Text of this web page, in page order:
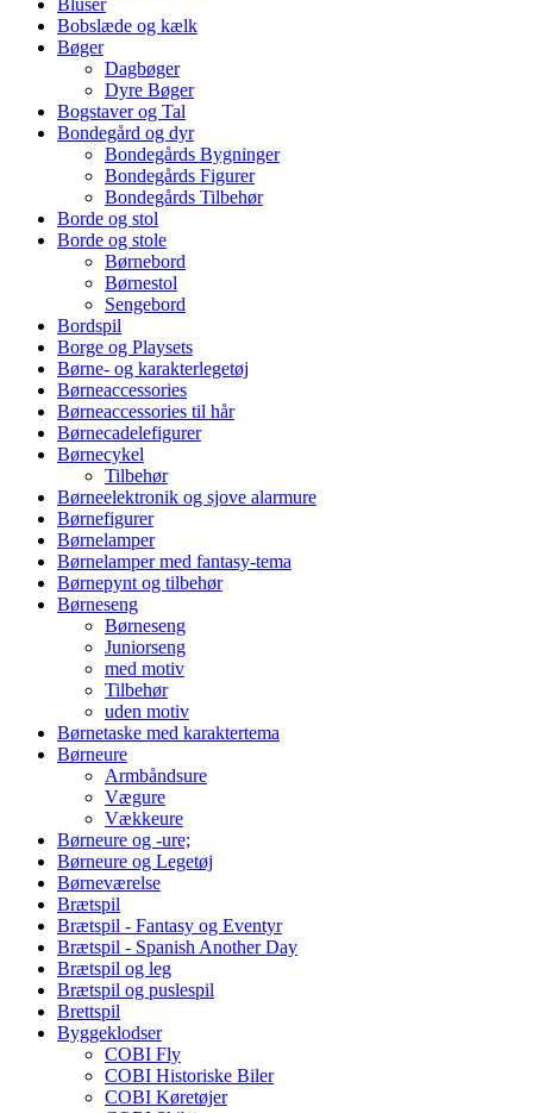
Bluser
Bobslæde og kælk
Bøger
Dagbøger
Dyre Bøger
Bogstaver og Tal
Bondegård og dyr
Bondegårds Bygninger
Bondegårds Figurer
Bondegårds Tilbehør
Borde og stol
Borde og stole
Børnebord
Børnestol
Sengebord
Bordspil
Borge og Playsets
Børne- og karakterlegetøj
Børneaccessories
Børneaccessories til hår
Børnecadelefigurer
Børnecykel
Tilbehør
Børneelektronik og sjove alarmure
Børnefigurer
Børnelamper
Børnelamper med fantasy-tema
Børnepynt og tilbehør
Børneseng
Børneseng
Juniorseng
med motiv
Tilbehør
uden motiv
Børnetaske med karaktertema
Børneure
Armbåndsure
Vægure
Vækkeure
Børneure og -ure;
Børneure og Legetøj
Børneværelse
Brætspil
Brætspil - Fantasy og Eventyr
Brætspil - Spanish Another Day
Brætspil og leg
Brætspil og puslespil
Brettspil
Byggeklodser
COBI Fly
COBI Historiske Biler
COBI Køretøjer